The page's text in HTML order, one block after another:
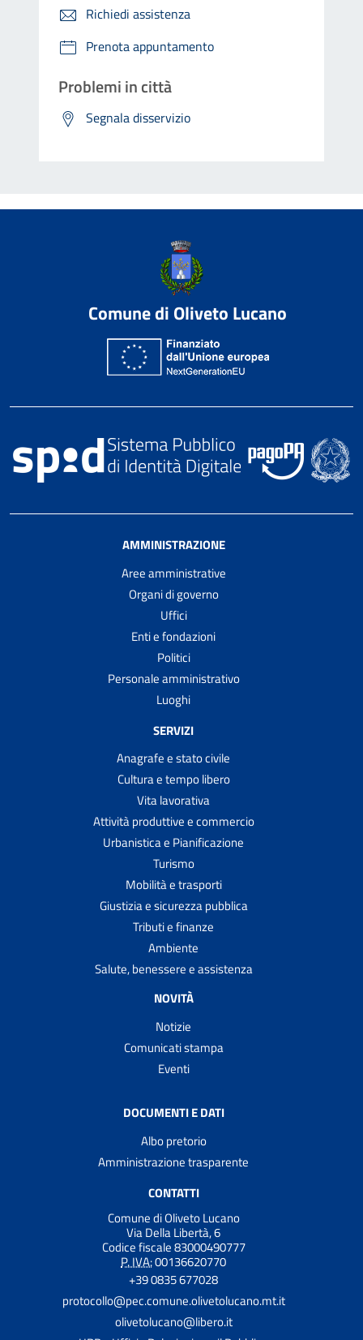
Richiedi assistenza
Prenota appuntamento
Problemi in città
Segnala disservizio
Comune di Oliveto Lucano
AMMINISTRAZIONE
Aree amministrative
Organi di governo
Uffici
Enti e fondazioni
Politici
Personale amministrativo
Luoghi
SERVIZI
Anagrafe e stato civile
Cultura e tempo libero
Vita lavorativa
Attività produttive e commercio
Urbanistica e Pianificazione
Turismo
Mobilità e trasporti
Giustizia e sicurezza pubblica
Tributi e finanze
Ambiente
Salute, benessere e assistenza
NOVITÀ
Notizie
Comunicati stampa
Eventi
DOCUMENTI E DATI
Albo pretorio
Amministrazione trasparente
CONTATTI
Comune di Oliveto Lucano
Via Della Libertà, 6
Codice fiscale 83000490777
P. IVA:00136620770
+39 0835 677028
protocollo@pec.comune.olivetolucano.mt.it
olivetolucano@libero.it